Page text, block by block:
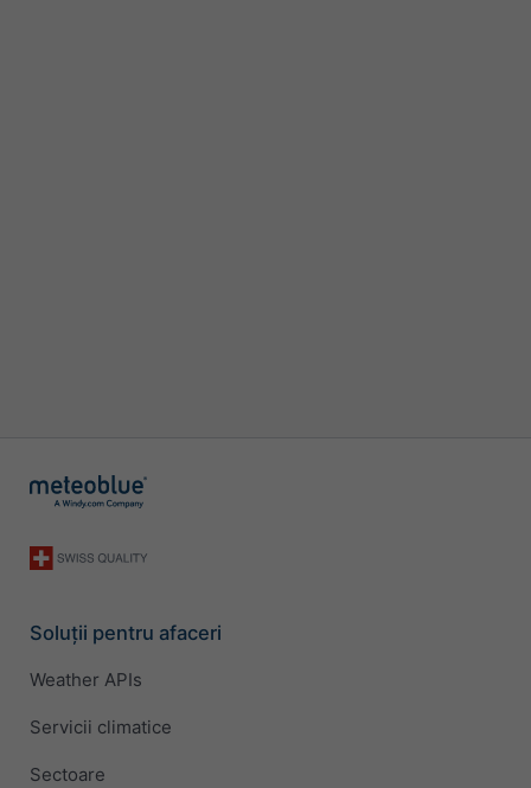
Soluții pentru afaceri
Weather APIs
Servicii climatice
Sectoare